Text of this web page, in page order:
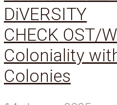
DiVERSITY
CHECK OST/
Coloniality
Colonies